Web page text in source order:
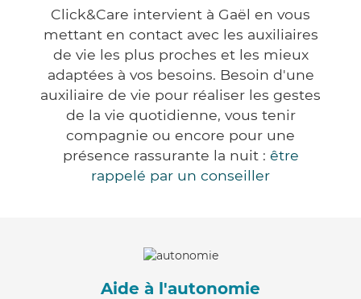
Click&Care intervient à Gaël en vous
mettant en contact avec les auxiliaires
de vie les plus proches et les mieux
adaptées à vos besoins. Besoin d'une
auxiliaire de vie pour réaliser les gestes
de la vie quotidienne, vous tenir
compagnie ou encore pour une
présence rassurante la nuit : être
rappelé par un conseiller
Aide à l'autonomie